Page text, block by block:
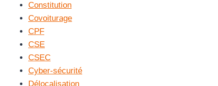
Constitution
Covoiturage
CPF
CSE
CSEC
Cyber-sécurité
Délocalisation